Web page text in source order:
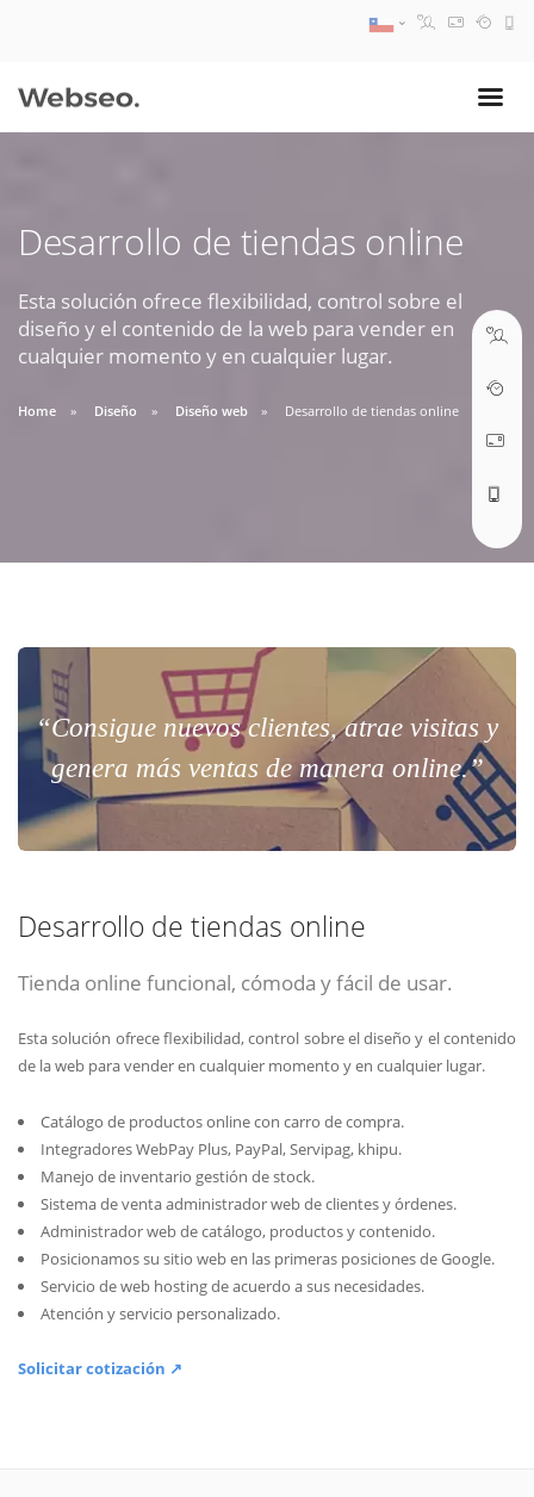
Desarrollo de tiendas online
Esta solución ofrece flexibilidad, control sobre el
diseño y el contenido de la web para vender en
cualquier momento y en cualquier lugar.
Home Diseño Diseño web Desarrollo de tiendas online
“Consigue nuevos clientes, atrae visitas y
genera más ventas de manera online.”
Desarrollo de tiendas online
Tienda online funcional, cómoda y fácil de usar.
Esta solución ofrece flexibilidad, control sobre el diseño y el contenido
de la web para vender en cualquier momento y en cualquier lugar.
Catálogo de productos online con carro de compra.
Integradores WebPay Plus, PayPal, Servipag, khipu.
Manejo de inventario gestión de stock.
Sistema de venta administrador web de clientes y órdenes.
Administrador web de catálogo, productos y contenido.
Posicionamos su sitio web en las primeras posiciones de Google.
Servicio de web hosting de acuerdo a sus necesidades.
Atención y servicio personalizado.
Solicitar cotización ↗
09:30 AM A 18:30 PM
soporte@webseo.cl
ABRIR TICKET